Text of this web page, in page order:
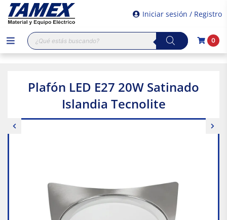
Iniciar sesión / Registro
Búsqueda
de
productos
0
Plafón LED E27 20W Satinado
Islandia Tecnolite